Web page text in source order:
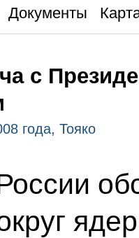
Документы
с
года, Тояко